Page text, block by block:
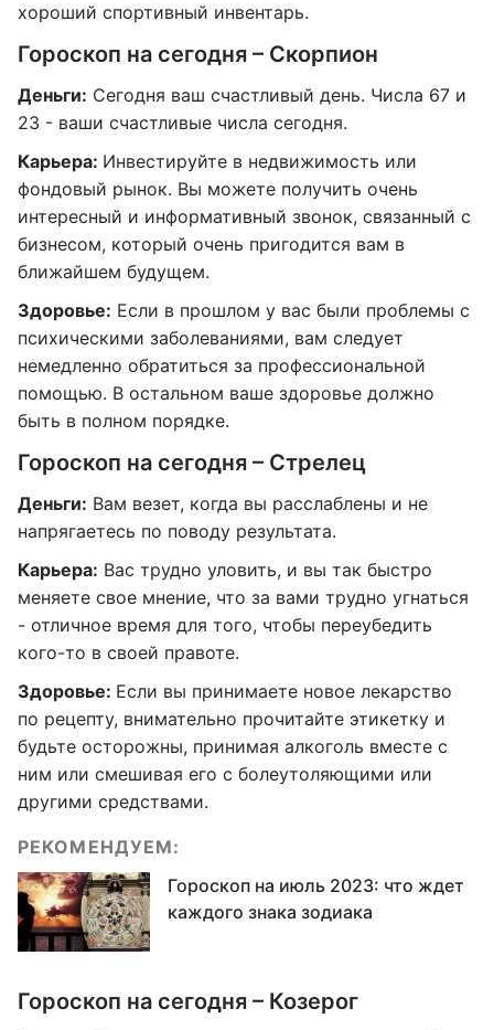
хороший спортивный инвентарь.
Гороскоп на сегодня – Скорпион
Деньги: Сегодня ваш счастливый день. Числа 67 и
23 - ваши счастливые числа сегодня.
Карьера: Инвестируйте в недвижимость или
фондовый рынок. Вы можете получить очень
интересный и информативный звонок, связанный с
бизнесом, который очень пригодится вам в
ближайшем будущем.
Здоровье: Если в прошлом у вас были проблемы с
психическими заболеваниями, вам следует
немедленно обратиться за профессиональной
помощью. В остальном ваше здоровье должно
быть в полном порядке.
Гороскоп на сегодня – Стрелец
Деньги: Вам везет, когда вы расслаблены и не
напрягаетесь по поводу результата.
Карьера: Вас трудно уловить, и вы так быстро
меняете свое мнение, что за вами трудно угнаться
- отличное время для того, чтобы переубедить
кого-то в своей правоте.
Здоровье: Если вы принимаете новое лекарство
по рецепту, внимательно прочитайте этикетку и
будьте осторожны, принимая алкоголь вместе с
ним или смешивая его с болеутоляющими или
другими средствами.
РЕКОМЕНДУЕМ:
Гороскоп на июль 2023: что ждет
каждого знака зодиака
Гороскоп на сегодня – Козерог